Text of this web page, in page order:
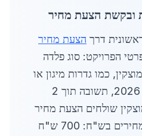
דרך הצעת מחיר
הפרויקט: סוג פלדה
כמו גדרות מיגון או
שערים מחוזקים. בשנת 2026, תשובה תוך 2
שולחים הצעת מחיר
מפורטת תוך יום, כולל מחירים בש"ח: 700 ש"ח